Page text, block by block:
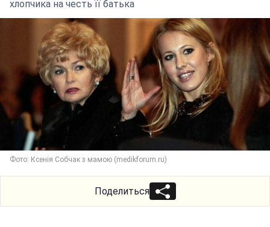
хлопчика на честь її батька
Фото: Ксенія Собчак з мамою (medikforum.ru)
Поделиться